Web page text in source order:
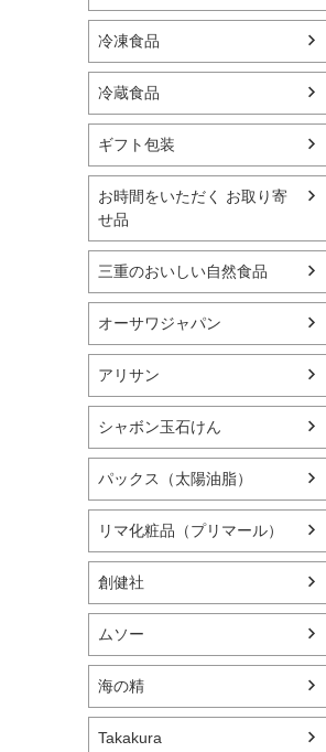
冷凍食品
冷蔵食品
ギフト包装
お時間をいただく お取り寄
せ品
三重のおいしい自然食品
オーサワジャパン
アリサン
シャボン玉石けん
パックス（太陽油脂）
リマ化粧品（プリマール）
創健社
ムソー
海の精
Takakura